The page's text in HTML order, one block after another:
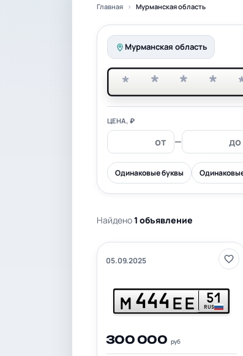
Главная Мурманская область
Мурманская область
* * * *
ЦЕНА, ₽
—
Одинаковые буквы
Найдено1 объявление
05.09.2025
М 444ЕЕ 51
RUS
300 000 руб